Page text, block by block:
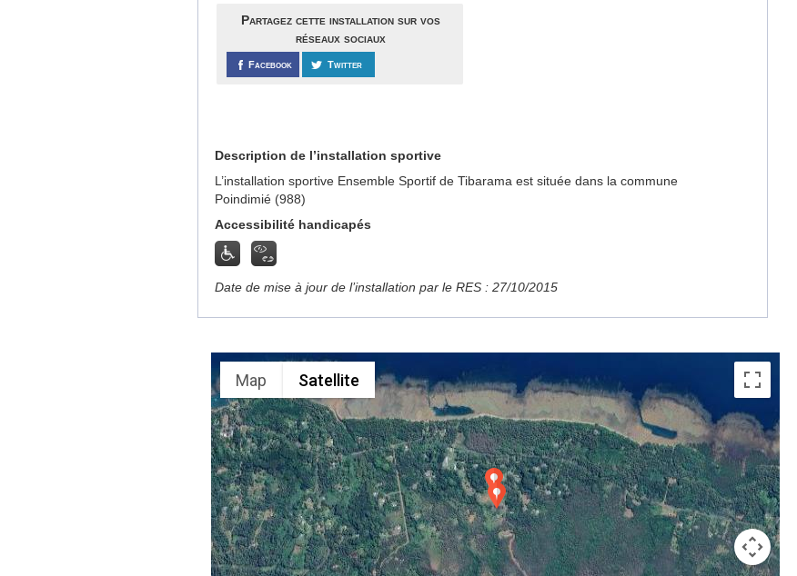
Partagez cette installation sur vos
réseaux sociaux
Facebook Twitter
Description de l’installation sportive
L’installation sportive Ensemble Sportif de Tibarama est située dans la commune
Poindimié (988)
Accessibilité handicapés
Date de mise à jour de l’installation par le RES : 27/10/2015
Map Satellite